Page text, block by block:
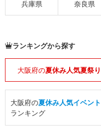
兵庫県 奈良県
ランキングから探す
大阪府の夏休み人気夏祭り
大阪府の夏休み人気イベント
ランキング